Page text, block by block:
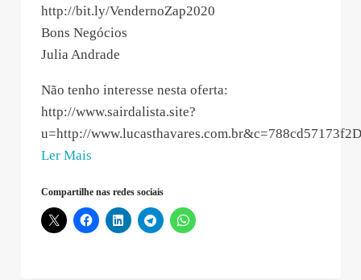
http://bit.ly/VendernoZap2020
Bons Negócios
Julia Andrade
Não tenho interesse nesta oferta:
http://www.sairdalista.site?
u=http://
Ler Mais
–
2020-
Compartilhe nas redes sociais